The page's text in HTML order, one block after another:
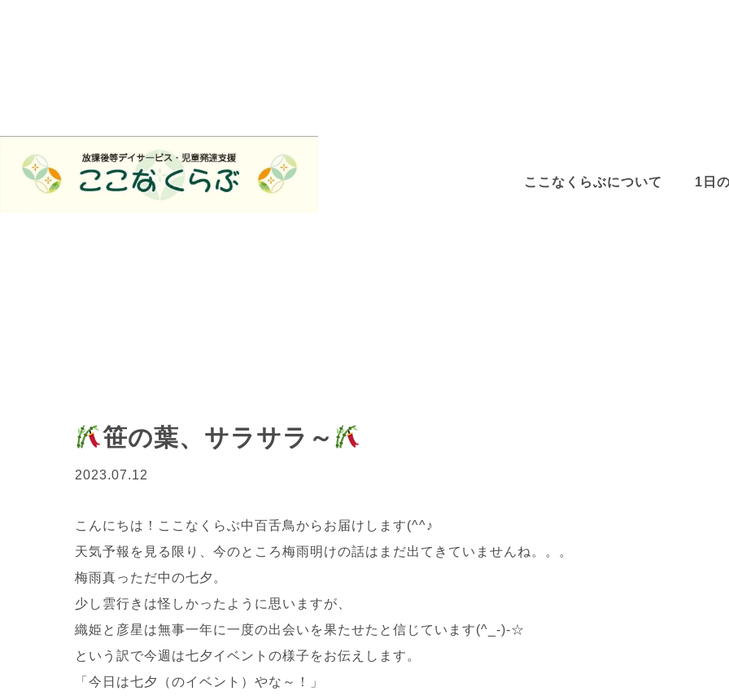
ここなくらぶについて 1日
笹の葉、サラサラ～
2023.07.12
こんにちは！ここなくらぶ中百舌鳥からお届けします(^^♪
天気予報を見る限り、今のところ梅雨明けの話はまだ出てきていませんね。。。
梅雨真っただ中の七夕。
少し雲行きは怪しかったように思いますが、
織姫と彦星は無事一年に一度の出会いを果たせたと信じています(^_-)-☆
という訳で今週は七夕イベントの様子をお伝えします。
「今日は七夕（のイベント）やな～！」